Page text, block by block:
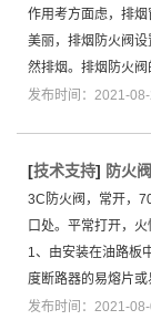
作用考方面虑，排
美丽，排烟防火阀
然排烟。排烟防火
发布时间：2021-
[技术支持] 防火
3C防火阀，常开，
口处。平常打开，
1、由安装在油路板
度断路器的易熔片
发布时间：2021-